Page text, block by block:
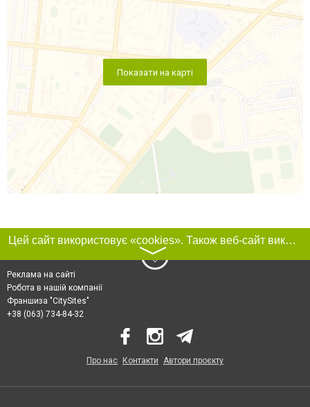
Показати на карті
Цей сайт використовує «cookies». Також веб-сайт використовує інтернет-сервіс для збору технічних даних стосовно відвідувачів з метою отримання маркетингової та статистичної інформації. Умови обробки даних відвідувачів сайту див.
〉
Реклама на сайті
Робота в нашій компанії
Франшиза "CitySites"
+38 (063) 734-84-32
Про нас Контакти Автори проєкту